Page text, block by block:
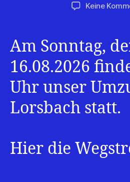
Keine
Am Sonntag,
16.08.2026
Uhr unser
Lorsbach statt.
Hier die